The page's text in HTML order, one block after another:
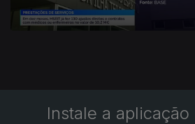
Instale a aplicação